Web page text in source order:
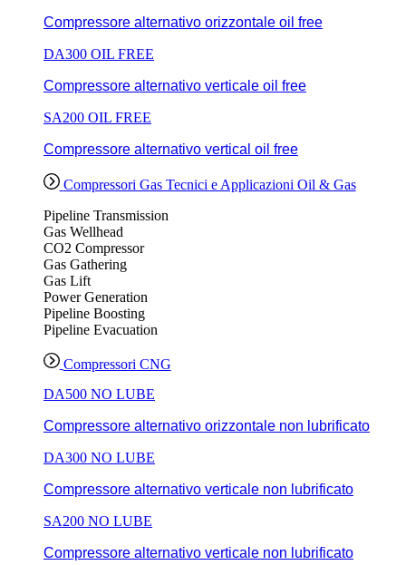
Compressore alternativo orizzontale oil free
DA300 OIL FREE
Compressore alternativo verticale oil free
SA200 OIL FREE
Compressore alternativo vertical oil free
Compressori Gas Tecnici e Applicazioni Oil & Gas
Pipeline Transmission
Gas Wellhead
CO2 Compressor
Gas Gathering
Gas Lift
Power Generation
Pipeline Boosting
Pipeline Evacuation
Compressori CNG
DA500 NO LUBE
Compressore alternativo orizzontale non lubrificato
DA300 NO LUBE
Compressore alternativo verticale non lubrificato
SA200 NO LUBE
Compressore alternativo verticale non lubrificato